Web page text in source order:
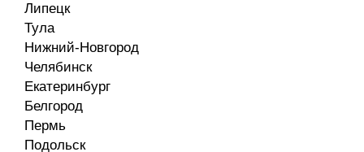
Липецк
Тула
Нижний-Новгород
Челябинск
Екатеринбург
Белгород
Пермь
Подольск